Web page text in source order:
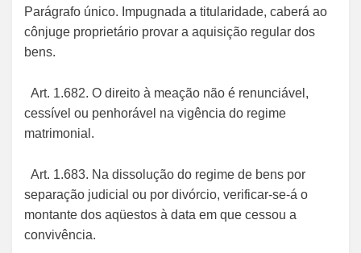
Parágrafo único. Impugnada a titularidade, caberá ao
cônjuge proprietário provar a aquisição regular dos
bens.
Art. 1.682. O direito à meação não é renunciável,
cessível ou penhorável na vigência do regime
matrimonial.
Art. 1.683. Na dissolução do regime de bens por
separação judicial ou por divórcio, verificar-se-á o
montante dos aqüestos à data em que cessou a
convivência.